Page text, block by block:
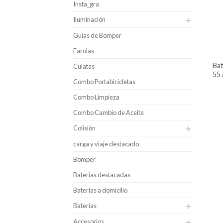
Insta_gra
Iluminación
Guias de Bomper
Farolas
Culatas
Combo Portabicicletas
Combo Limpieza
Combo Cambio de Aceite
Colisión
carga y viaje destacado
Bomper
Baterias destacadas
Baterias a domicilio
Baterías
batería para carro bosch caja n60 –
55